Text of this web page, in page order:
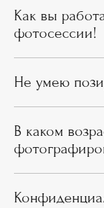
Как вы
фотосессии!
Не умею
В каком